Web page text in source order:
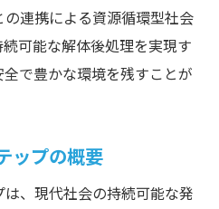
解体の位置づけ
体プロジェクト
未来展望
会への貢献
役割と責任
社会の構築
連携による資源循環型社会
可能な解体後処理を実現す
で豊かな環境を残すことが
ップの概要
、現代社会の持続可能な発